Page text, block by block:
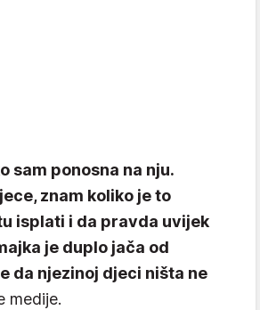
sam ponosna na nju.
znam koliko je to
isplati i da pravda uvijek
je duplo jača od
da njezinoj djeci ništa ne
medije.